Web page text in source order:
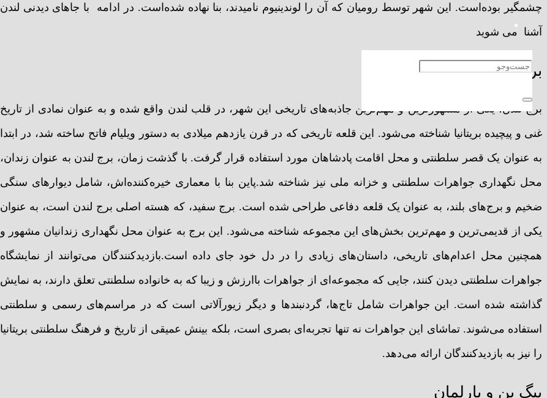
چشمگیر بوده‌است. این شهر توسط رومیان که آن را لوندینیوم نامیدند، بنا نهاده شده‌است. در ادامه با جاهای دیدنی لندن
آشنا می شوید
برج لندن
برج لندن، یکی از مشهورترین و مهم‌ترین جاذبه‌های تاریخی این شهر، در قلب لندن واقع شده و به عنوان نمادی از تاریخ
غنی و پیچیده بریتانیا شناخته می‌شود. این قلعه تاریخی که در قرن یازدهم میلادی به دستور ویلیام فاتح ساخته شد، در ابتدا
به عنوان یک قصر سلطنتی و محل اقامت پادشاهان مورد استفاده قرار گرفت. با گذشت زمان، برج لندن به عنوان زندان،
محل نگهداری جواهرات سلطنتی و خزانه ملی نیز شناخته شد.پاین بنا با معماری خیره‌کننده‌اش، شامل دیوارهای سنگی
ضخیم و برج‌های بلند، به عنوان یک قلعه دفاعی طراحی شده است. برج سفید، که هسته اصلی برج لندن است، به عنوان
یکی از قدیمی‌ترین و مهم‌ترین بخش‌های این مجموعه شناخته می‌شود. این برج به عنوان محل نگهداری زندانیان مشهور و
همچنین محل اعدام‌های تاریخی، داستان‌های زیادی را در دل خود جای داده است.بازدیدکنندگان می‌توانند از نمایشگاه
جواهرات سلطنتی دیدن کنند، جایی که مجموعه‌ای از جواهرات باارزش و زیبا که به خانواده سلطنتی تعلق دارند، به نمایش
گذاشته شده است. این جواهرات شامل تاج‌ها، گردنبندها و دیگر زیورآلاتی است که در مراسم‌های رسمی و سلطنتی
استفاده می‌شوند. تماشای این جواهرات نه تنها تجربه‌ای بصری است، بلکه بینش عمیقی از تاریخ و فرهنگ سلطنتی بریتانیا
را نیز به بازدیدکنندگان ارائه می‌دهد.
بیگ بن و پارلمان